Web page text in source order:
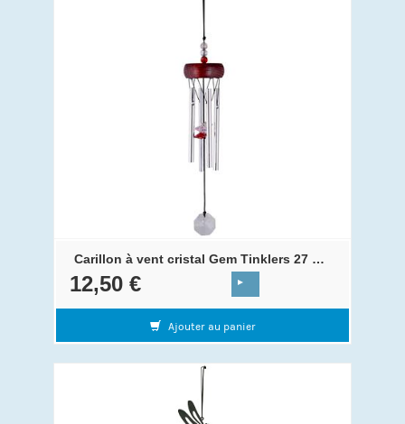
Carillon à vent cristal Gem Tinklers 27 cm Red
12,50 €
Ajouter au panier